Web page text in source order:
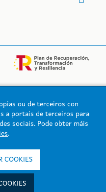
ou de terceiros con
a portais de terceiros para
sociais. Pode obter máis
.
COOKIES